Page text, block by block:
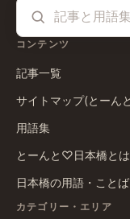
コンテンツ
記事一覧
サイトマップ(とーん
用語集
とーんと♡日本橋とは
日本橋の用語・こと
カテゴリー・エリア